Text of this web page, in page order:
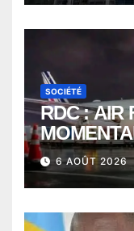
SOCIÉTÉ
RDC : AIR
ENTRE
6 AOÛT 2026